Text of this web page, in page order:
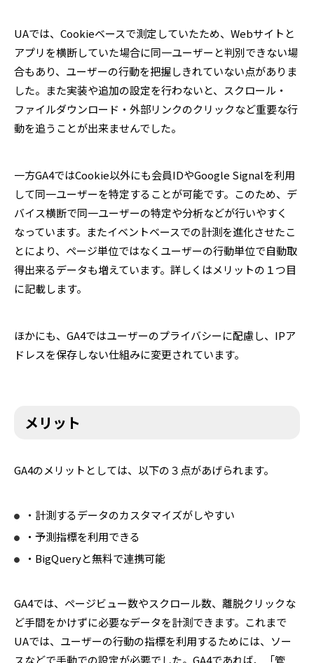
UAでは、Cookieベースで測定していたため、Webサイトと
アプリを横断していた場合に同一ユーザーと判別できない場
合もあり、ユーザーの行動を把握しきれていない点がありま
した。また実装や追加の設定を行わないと、スクロール・
ファイルダウンロード・外部リンクのクリックなど重要な行
動を追うことが出来ませんでした。
一方GA4ではCookie以外にも会員IDやGoogle Signalを利用
して同一ユーザーを特定することが可能です。このため、デ
バイス横断で同一ユーザーの特定や分析などが行いやすく
なっています。またイベントベースでの計測を進化させたこ
とにより、ページ単位ではなくユーザーの行動単位で自動取
得出来るデータも増えています。詳しくはメリットの１つ目
に記載します。
ほかにも、GA4ではユーザーのプライバシーに配慮し、IPア
ドレスを保存しない仕組みに変更されています。
メリット
GA4のメリットとしては、以下の３点があげられます。
・計測するデータのカスタマイズがしやすい
・予測指標を利用できる
・BigQueryと無料で連携可能
GA4では、ページビュー数やスクロール数、離脱クリックな
ど手間をかけずに必要なデータを計測できます。これまで
UAでは、ユーザーの行動の指標を利用するためには、ソー
スなどで手動での設定が必要でした。GA4であれば、「管